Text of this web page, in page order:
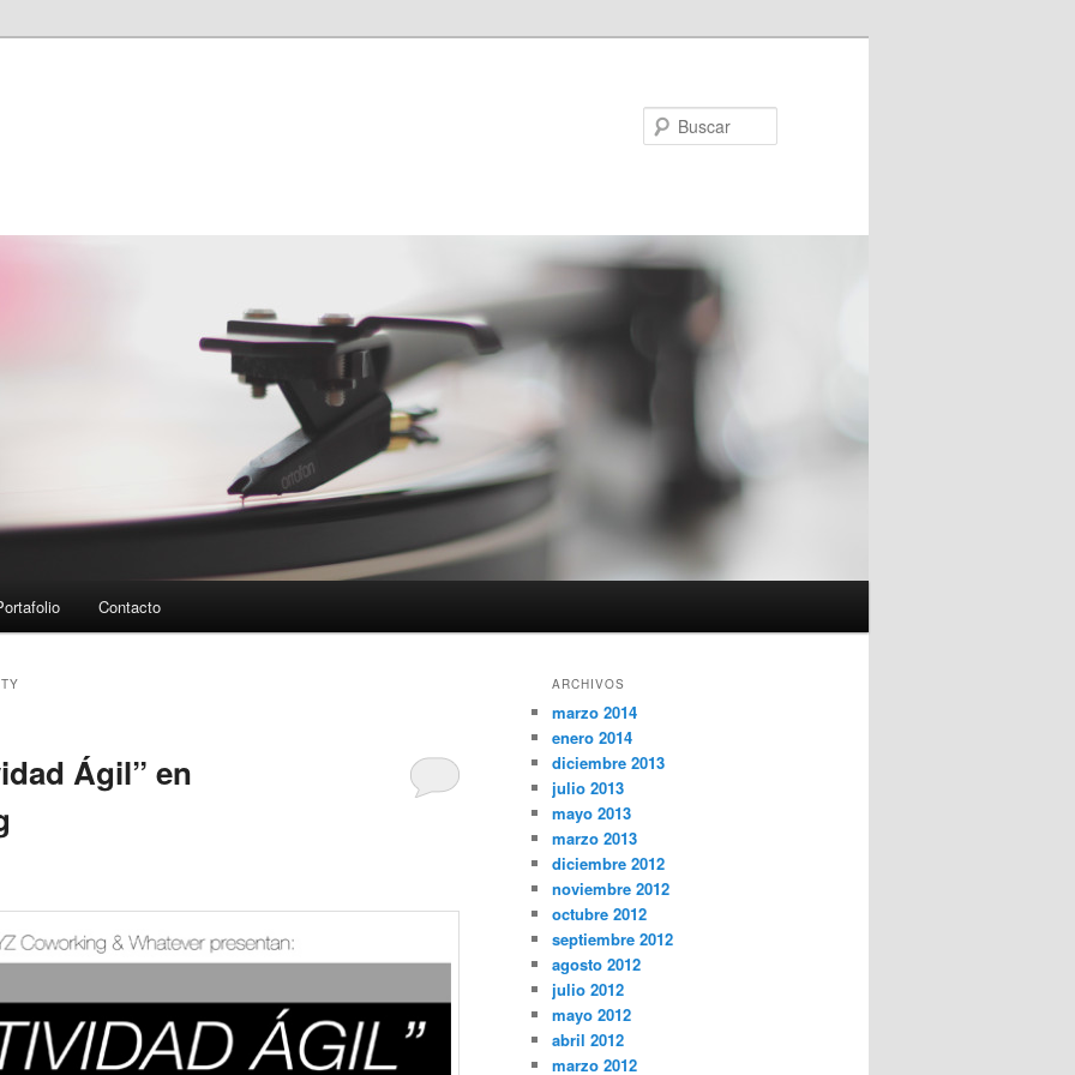
Contacto
Ágil” en
ARCHIVOS
marzo 2014
enero 2014
diciembre 2013
julio 2013
mayo 2013
marzo 2013
diciembre 2012
noviembre 2012
octubre 2012
septiembre 2012
agosto 2012
julio 2012
mayo 2012
abril 2012
marzo 2012